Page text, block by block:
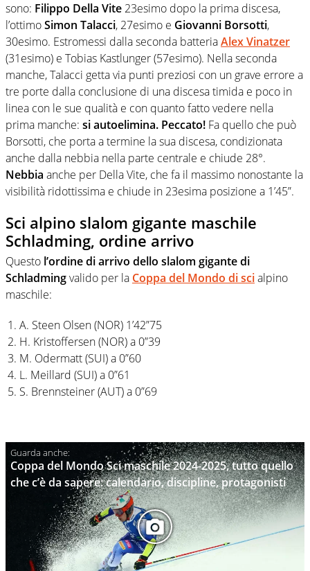
sono: Filippo Della Vite 23esimo dopo la prima discesa,
l’ottimoSimon Talacci, 27esimo e Giovanni Borsotti,
30esimo. Estromessi dalla seconda batteriaAlex Vinatzer
(31esimo) e Tobias Kastlunger (57esimo). Nella seconda
manche, Talacci getta via punti preziosi con un grave errore a
tre porte dalla conclusione di una discesa timida e poco in
linea con le sue qualità e con quanto fatto vedere nella
prima manche: si autoelimina. Peccato! Fa quello che può
Borsotti, che porta a termine la sua discesa, condizionata
anche dalla nebbia nella parte centrale e chiude 28°.
Nebbia anche per Della Vite, che fa il massimo nonostante la
visibilità ridottissima e chiude in 23esima posizione a 1’45”.
Sci alpino slalom gigante maschile
Schladming, ordine arrivo
Questo l’ordine di arrivo dello slalom gigante di
Schladmingvalido per la Coppa del Mondo di scialpino
maschile:
A. Steen Olsen (NOR) 1’42”75
H. Kristoffersen (NOR) a 0”39
M. Odermatt (SUI) a 0”60
L. Meillard (SUI) a 0”61
S. Brennsteiner (AUT) a 0”69
Coppa del Mondo Sci maschile 2024-2025, tutto quello
che c’è da sapere: calendario, discipline, protagonisti